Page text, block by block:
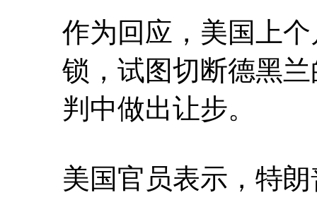
作为回应，美国上
锁，试图切断德黑
判中做出让步。
美国官员表示，特